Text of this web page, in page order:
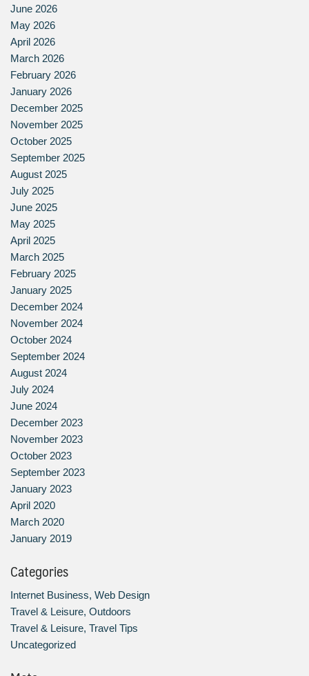
June 2026
May 2026
April 2026
March 2026
February 2026
January 2026
December 2025
November 2025
October 2025
September 2025
August 2025
July 2025
June 2025
May 2025
April 2025
March 2025
February 2025
January 2025
December 2024
November 2024
October 2024
September 2024
August 2024
July 2024
June 2024
December 2023
November 2023
October 2023
September 2023
January 2023
April 2020
March 2020
January 2019
Categories
Internet Business, Web Design
Travel & Leisure, Outdoors
Travel & Leisure, Travel Tips
Uncategorized